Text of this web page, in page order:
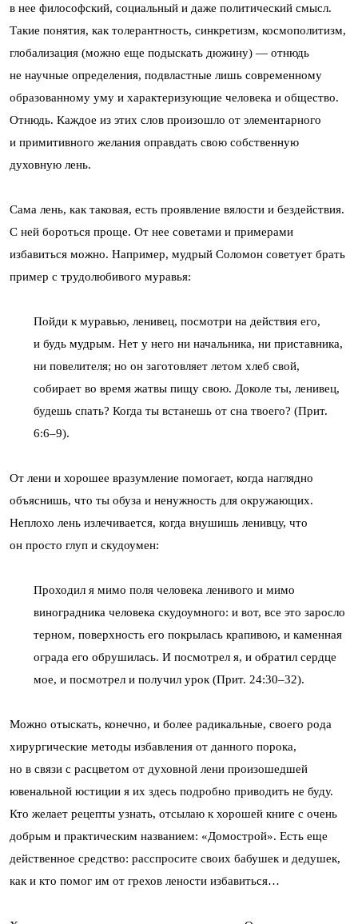
в нее философский, социальный и даже политический смысл.
Такие понятия, как толерантность, синкретизм, космополитизм,
глобализация (можно еще подыскать дюжину) — отнюдь
не научные определения, подвластные лишь современному
образованному уму и характеризующие человека и общество.
Отнюдь. Каждое из этих слов произошло от элементарного
и примитивного желания оправдать свою собственную
духовную лень.
Сама лень, как таковая, есть проявление вялости и бездействия.
С ней бороться проще. От нее советами и примерами
избавиться можно. Например, мудрый Соломон советует брать
пример с трудолюбивого муравья:
Пойди к муравью, ленивец, посмотри на действия его,
и будь мудрым. Нет у него ни начальника, ни приставника,
ни повелителя; но он заготовляет летом хлеб свой,
собирает во время жатвы пищу свою. Доколе ты, ленивец,
будешь спать? Когда ты встанешь от сна твоего? (Прит.
6:6–9).
От лени и хорошее вразумление помогает, когда наглядно
объяснишь, что ты обуза и ненужность для окружающих.
Неплохо лень излечивается, когда внушишь ленивцу, что
он просто глуп и скудоумен:
Проходил я мимо поля человека ленивого и мимо
виноградника человека скудоумного: и вот, все это заросло
терном, поверхность его покрылась крапивою, и каменная
ограда его обрушилась. И посмотрел я, и обратил сердце
мое, и посмотрел и получил урок (Прит. 24:30–32).
Можно отыскать, конечно, и более радикальные, своего рода
хирургические методы избавления от данного порока,
но в связи с расцветом от духовной лени произошедшей
ювенальной юстиции я их здесь подробно приводить не буду.
Кто желает рецепты узнать, отсылаю к хорошей книге с очень
добрым и практическим названием: «Домострой». Есть еще
действенное средство: расспросите своих бабушек и дедушек,
как и кто помог им от грехов лености избавиться…